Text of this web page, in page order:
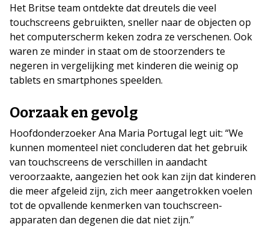
Het Britse team ontdekte dat dreutels die veel
touchscreens gebruikten, sneller naar de objecten op
het computerscherm keken zodra ze verschenen. Ook
waren ze minder in staat om de stoorzenders te
negeren in vergelijking met kinderen die weinig op
tablets en smartphones speelden.
Oorzaak en gevolg
Hoofdonderzoeker Ana Maria Portugal legt uit: “We
kunnen momenteel niet concluderen dat het gebruik
van touchscreens de verschillen in aandacht
veroorzaakte, aangezien het ook kan zijn dat kinderen
die meer afgeleid zijn, zich meer aangetrokken voelen
tot de opvallende kenmerken van touchscreen-
apparaten dan degenen die dat niet zijn.”